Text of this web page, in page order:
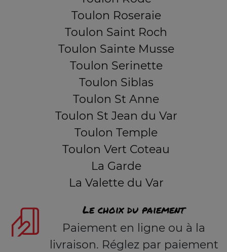
Toulon Roseraie
Toulon Saint Roch
Toulon Sainte Musse
Toulon Serinette
Toulon Siblas
Toulon St Anne
Toulon St Jean du Var
Toulon Temple
Toulon Vert Coteau
La Garde
La Valette du Var
Le choix du paiement
Paiement en ligne ou à la
livraison. Réglez par paiement